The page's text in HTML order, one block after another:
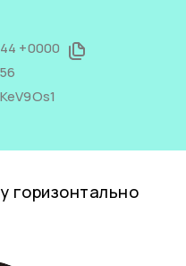
+0000
горизонтально